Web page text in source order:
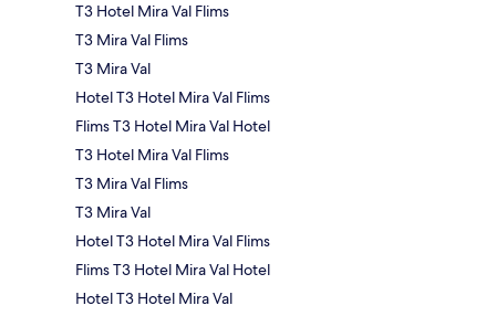
T3 Hotel Mira Val Flims
T3 Mira Val Flims
T3 Mira Val
Hotel T3 Hotel Mira Val Flims
Flims T3 Hotel Mira Val Hotel
T3 Hotel Mira Val Flims
T3 Mira Val Flims
T3 Mira Val
Hotel T3 Hotel Mira Val Flims
Flims T3 Hotel Mira Val Hotel
Hotel T3 Hotel Mira Val